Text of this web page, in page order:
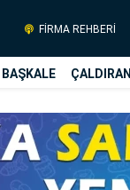
FİRMA REHBERİ
BAŞKALE ÇALDIRAN